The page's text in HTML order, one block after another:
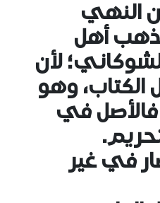
النهي
أهل
لأن
الكتاب، وهو
فالأصل في
في غير